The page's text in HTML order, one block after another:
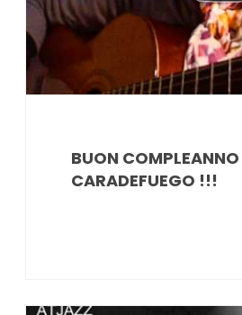
BUON
CARADEFUEGO !!!